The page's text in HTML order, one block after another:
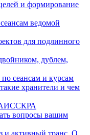
и формирование
ведомой
для подлинного
дублем,
сеансам и курсам
хранители и чем
вопросы вашим
и активный транс. О